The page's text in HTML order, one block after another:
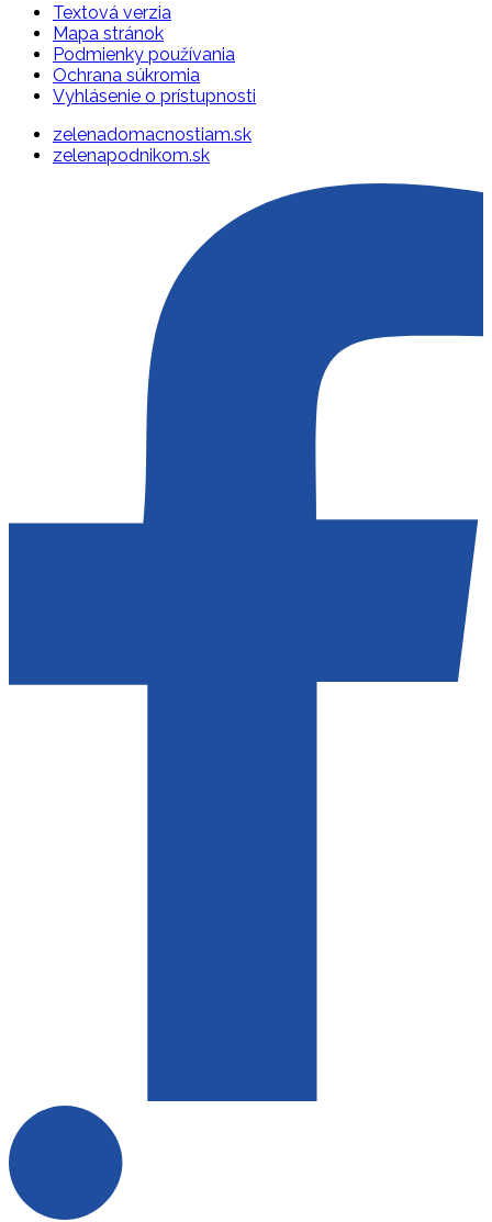
Textová verzia
Mapa stránok
Podmienky používania
Ochrana súkromia
Vyhlásenie o prístupnosti
zelenadomacnostiam.sk
zelenapodnikom.sk